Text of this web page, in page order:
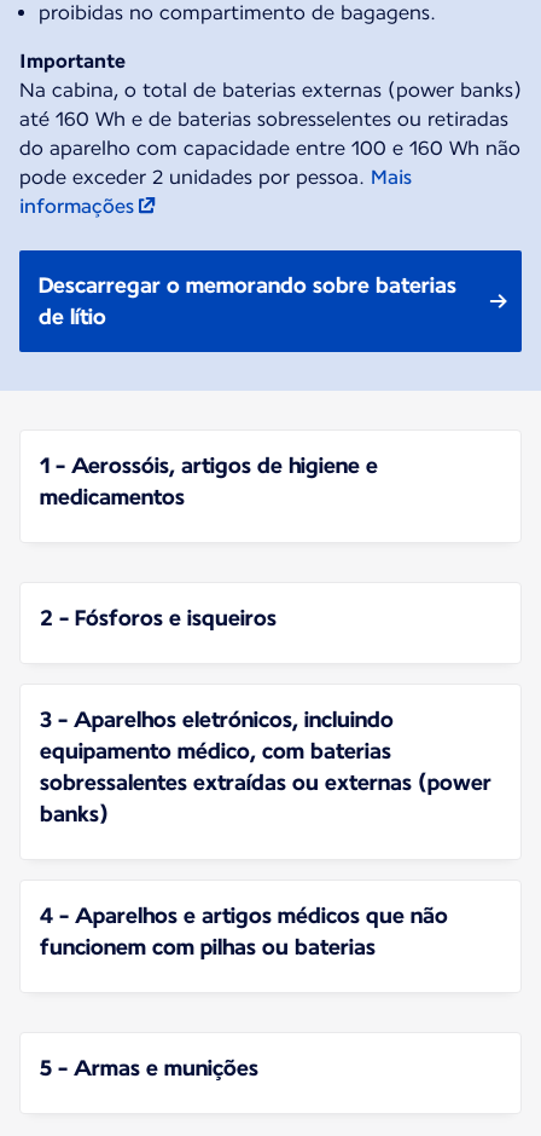
proibidas no compartimento de bagagens.
Importante
Na cabina, o total de baterias externas (power banks)
até 160 Wh e de baterias sobresselentes ou retiradas
do aparelho com capacidade entre 100 e 160 Wh não
pode exceder 2 unidades por pessoa. Mais
informações
Descarregar o memorando sobre baterias
de lítio
1 - Aerossóis, artigos de higiene e
medicamentos
2 - Fósforos e isqueiros
3 - Aparelhos eletrónicos, incluindo
equipamento médico, com baterias
sobressalentes extraídas ou externas (power
banks)
4 - Aparelhos e artigos médicos que não
funcionem com pilhas ou baterias
5 - Armas e munições